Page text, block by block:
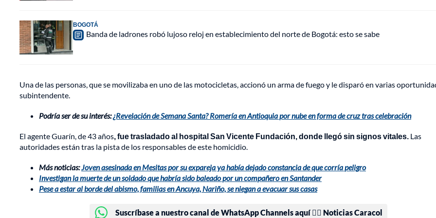
BOGOTÁ
Banda de ladrones robó lujoso reloj en establecimiento del norte de Bogotá: esto se sabe
Una de las personas, que se movilizaba en uno de las motocicletas, accionó un arma de fuego y le disparó en varias
subintendente.
Podría ser de su interés:¿Revelación de Semana Santa? Romería en Antioquia por nube en forma de cruz tras celebración
El agente Guarín, de 43 años, fue trasladado al hospital San Vicente Fundación, donde llegó sin signos vitales. Las
autoridades están tras la pista de los responsables de este homicidio.
Más noticias:Joven asesinada en Mesitas por su expareja ya había dejado constancia de que corría peligro
Investigan la muerte de un soldado que habría sido baleado por un compañero en Santander
Pese a estar al borde del abismo, familias en Ancuya, Nariño, se niegan a evacuar sus casas
Suscríbase a nuestro canal de WhatsApp Channels aquí 👉🏻 Noticias Caracol